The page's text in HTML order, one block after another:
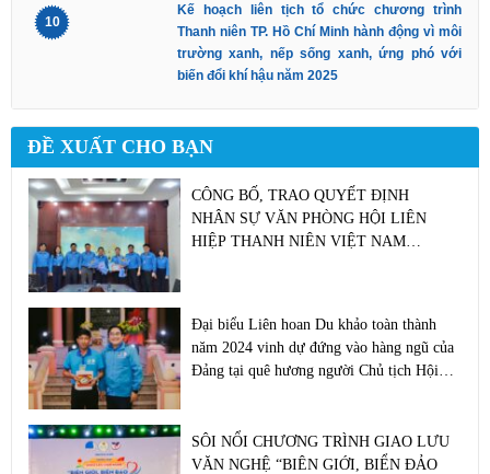
10
Kế hoạch liên tịch tổ chức chương trình
Thanh niên TP. Hồ Chí Minh hành động vì môi
trường xanh, nếp sống xanh, ứng phó với
biến đổi khí hậu năm 2025
ĐỀ XUẤT CHO BẠN
CÔNG BỐ, TRAO QUYẾT ĐỊNH
NHÂN SỰ VĂN PHÒNG HỘI LIÊN
HIỆP THANH NIÊN VIỆT NAM
Đại biểu Liên hoan Du khảo toàn thành
năm 2024 vinh dự đứng vào hàng ngũ của
Đảng tại quê hương người Chủ tịch Hội
SÔI NỔI CHƯƠNG TRÌNH GIAO LƯU
VĂN NGHỆ “BIÊN GIỚI, BIỂN ĐẢO